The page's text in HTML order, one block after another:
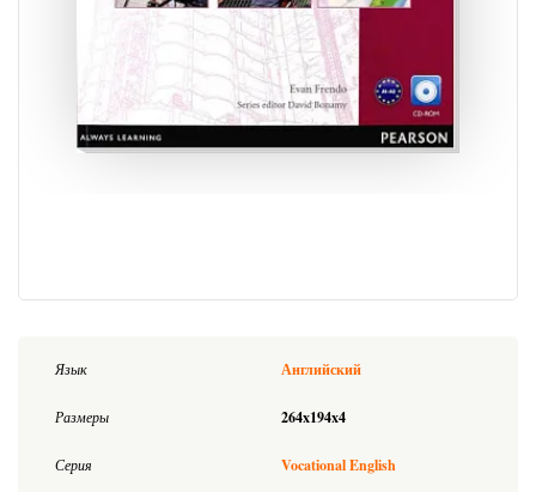
Язык Английский
Размеры 264x194x4
Серия Vocational English